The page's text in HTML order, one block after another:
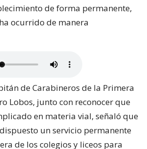
de forma permanente,
ocurrido de manera
de Carabineros de la Primera
Lobos, junto con reconocer que
en materia vial, señaló que
un servicio permanente
de los colegios y liceos para